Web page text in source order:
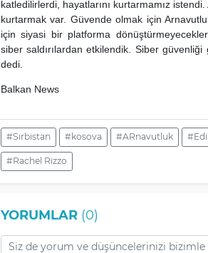
katledilirlerdi, hayatlarını kurtarmamız
kurtarmak var. Güvende olmak için
için siyasi bir platforma
siber saldırılardan etkilendik. Siber
dedi.
Balkan News
#Sırbistan #kosova #ARnavutluk
#Rachel Rizzo
YORUMLAR(0)